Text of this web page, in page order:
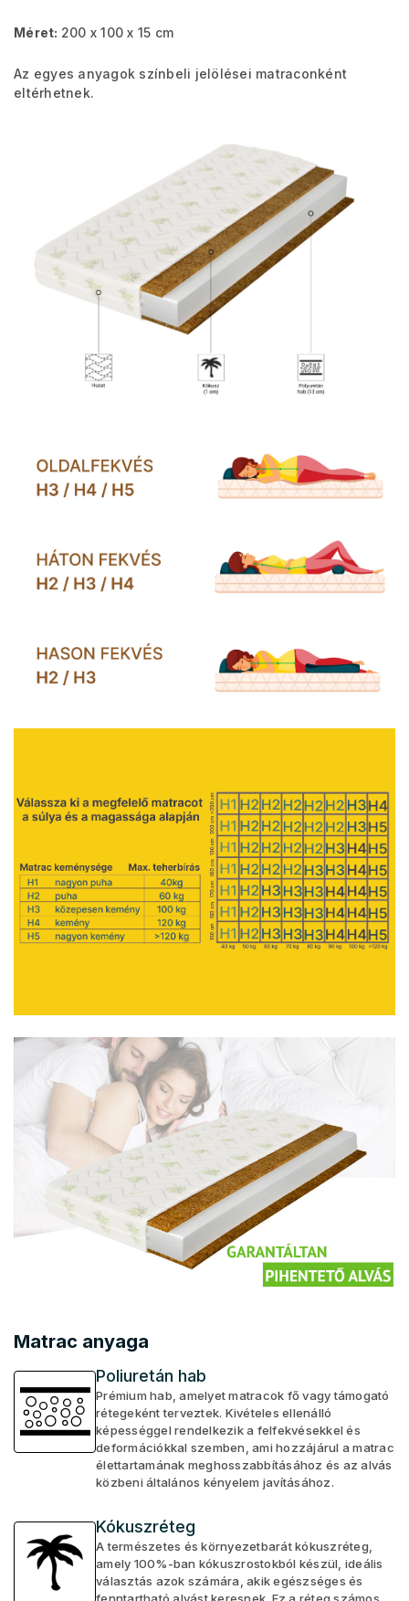
Méret: 200 x 100 x 15 cm
Az egyes anyagok színbeli jelölései matraconként
eltérhetnek.
Matrac anyaga
Poliuretán hab
Prémium hab, amelyet matracok fő vagy támogató
rétegeként terveztek. Kivételes ellenálló
képességgel rendelkezik a felfekvésekkel és
deformációkkal szemben, ami hozzájárul a matrac
élettartamának meghosszabbításához és az alvás
közbeni általános kényelem javításához.
Kókuszréteg
A természetes és környezetbarát kókuszréteg,
amely 100%-ban kókuszrostokból készül, ideális
választás azok számára, akik egészséges és